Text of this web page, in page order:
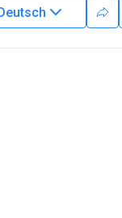
Kazanis1